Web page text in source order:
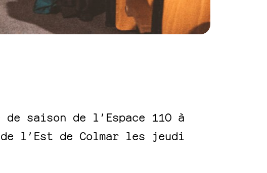
saison de l’Espace 110 à
l’Est de Colmar les jeudi